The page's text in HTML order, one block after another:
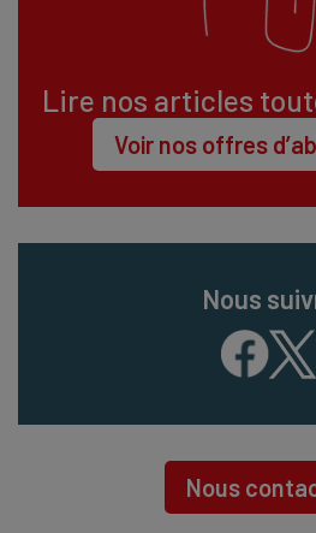
Lire nos articles
Voir nos offres
Nous
Nous